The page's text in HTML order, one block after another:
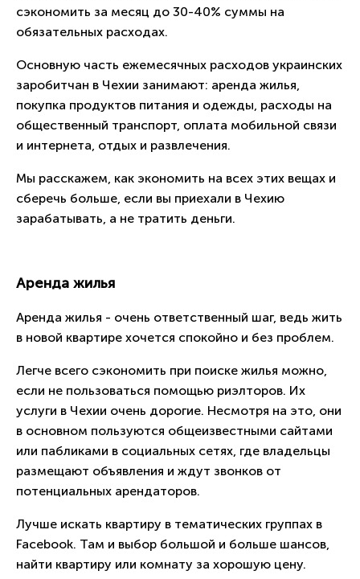
сэкономить за месяц до 30-40% суммы на
обязательных расходах.
Основную часть ежемесячных расходов украинских
заробитчан в Чехии занимают: аренда жилья,
покупка продуктов питания и одежды, расходы на
общественный транспорт, оплата мобильной связи
и интернета, отдых и развлечения.
Мы расскажем, как экономить на всех этих вещах и
сберечь больше, если вы приехали в Чехию
зарабатывать, а не тратить деньги.
Аренда жилья
Аренда жилья - очень ответственный шаг, ведь жить
в новой квартире хочется спокойно и без проблем.
Легче всего сэкономить при поиске жилья можно,
если не пользоваться помощью риэлторов. Их
услуги в Чехии очень дорогие. Несмотря на это, они
в основном пользуются общеизвестными сайтами
или пабликами в социальных сетях, где владельцы
размещают объявления и ждут звонков от
потенциальных арендаторов.
Лучше искать квартиру в тематических группах в
Facebook. Там и выбор большой и больше шансов,
найти квартиру или комнату за хорошую цену.